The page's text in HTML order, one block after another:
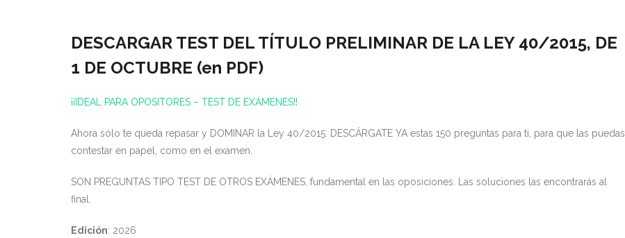
DESCARGAR TEST DEL TÍTULO PRELIMINAR DE LA LEY 40/2015, DE
1 DE OCTUBRE (en PDF)
¡¡IDEAL PARA OPOSITORES – TEST DE EXÁMENES!!
Ahora sólo te queda repasar y DOMINAR la Ley 40/2015. DESCÁRGATE YA estas 150 preguntas para ti, para que las puedas
contestar en papel, como en el examen.
SON PREGUNTAS TIPO TEST DE OTROS EXÁMENES, fundamental en las oposiciones. Las soluciones las encontrarás al
final.
Edición: 2026